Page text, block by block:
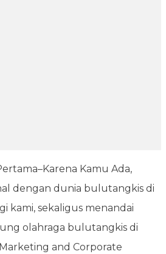
Kamu Ada,
dengan dunia bulutangkis di
kami, sekaligus menandai
olahraga bulutangkis di
and Corporate